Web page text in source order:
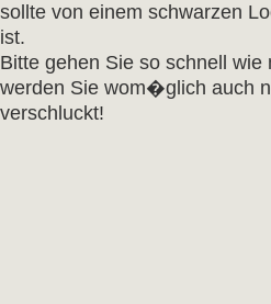
sollte von einem schwarzen
ist.
Bitte gehen Sie so schnell
werden Sie wom�glich auch
verschluckt!